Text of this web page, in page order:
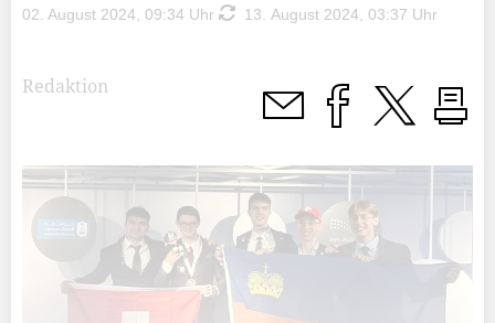
02. August 2024, 09:34 Uhr 13. August 2024, 03:37 Uhr
Redaktion